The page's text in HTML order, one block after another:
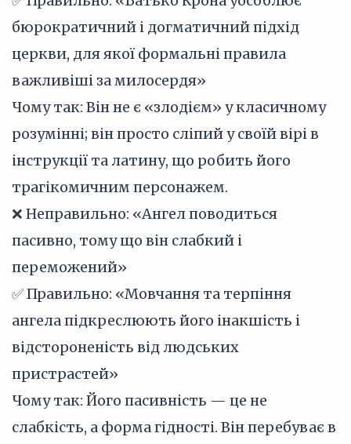
бюрократичний і догматичний підхід
церкви, для якої формальні правила
важливіші за милосердя»
Чому так: Він не є «злодієм» у класичному
розумінні; він просто сліпий у своїй вірі в
інструкції та латину, що робить його
трагікомичним персонажем.
❌ Неправильно: «Ангел поводиться
пасивно, тому що він слабкий і
переможений»
✅ Правильно: «Мовчання та терпіння
ангела підкреслюють його інакшість і
відстороненість від людських
пристрастей»
Чому так: Його пасивність — це не
слабкість, а форма гідності. Він перебуває в